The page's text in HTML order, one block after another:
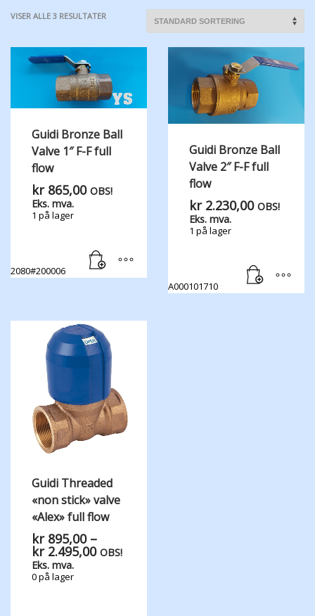
VISER ALLE 3 RESULTATER
Guidi Bronze Ball
Valve 1″ F-F full
flow
kr865,00 OBS!
Eks. mva.
1 på lager
2080#200006
Guidi Bronze Ball
Valve 2″ F-F full
flow
kr2.230,00 OBS!
Eks. mva.
1 på lager
A000101710
Guidi Threaded
«non stick» valve
«Alex» full flow
kr895,00 –
kr2.495,00Prisområde:
OBS!
Eks. mva.
0 på lager